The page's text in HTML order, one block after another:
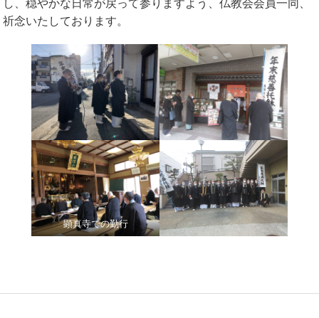
し、穏やかな日常が戻って参りますよう、仏教会会員一同、
祈念いたしております。
顕真寺での勤行